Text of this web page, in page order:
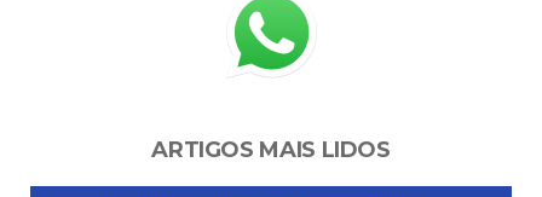
ARTIGOS MAIS LIDOS